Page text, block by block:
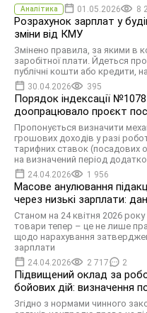
Аналітика 01.05.2026 8
Розрахунок зарплат у
зміни від КМУ
Змінено правила, за якими в
заробітної плати. Йдеться
публічні кошти або кредити,
30.04.2026 395
Порядок індексації
доопрацювало проєкт
Пропонується визначити
грошових доходів у разі
тарифних ставок (посадових
на визначений період
24.04.2026 1 956
Масове анулювання
через низькі зарплати:
Станом на 24 квітня 2026 року
товари тепер – це не лише
щодо нарахування
зарплати
24.04.2026 2 717 2
Підвищений оклад за
бойових дій: визначення
Згідно з нормами чинного